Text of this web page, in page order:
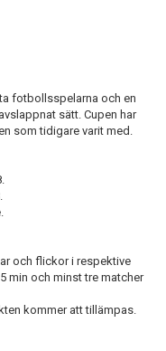
fotbollsspelarna och en
sätt. Cupen har
som tidigare varit med.
och flickor i respektive
min och minst tre matcher
kommer att tillämpas.